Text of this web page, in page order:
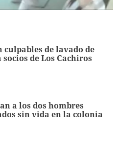
culpables de lavado de
socios de Los Cachiros
a los dos hombres
sin vida en la colonia